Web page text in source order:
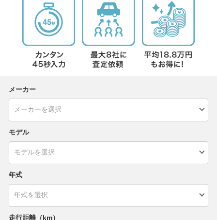
メーカー
モデル
年式
走行距離（km）